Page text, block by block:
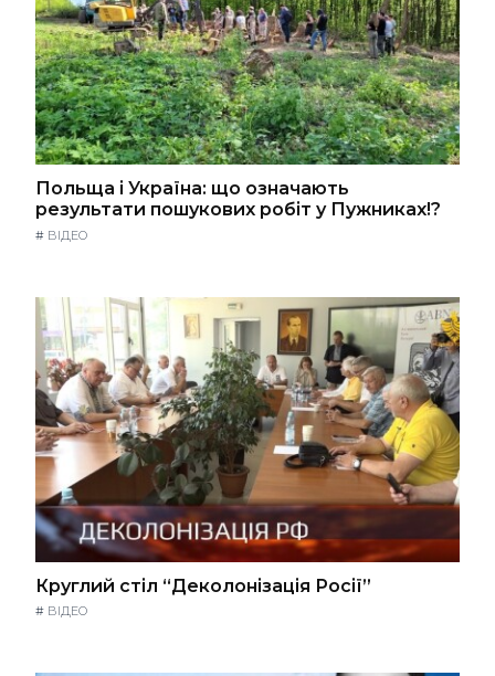
Польща і Україна: що означають
результати пошукових робіт у Пужниках!?
# ВІДЕО
Круглий стіл “Деколонізація Росії”
# ВІДЕО